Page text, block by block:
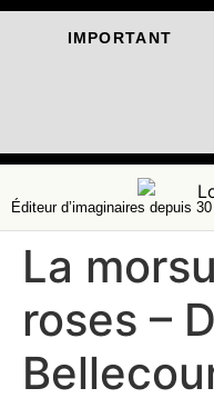
IMPORTANT
Éditeur d’imaginaires depuis
La
roses –